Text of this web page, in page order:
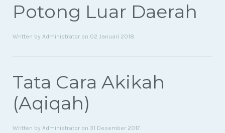
Potong Luar Daerah
Written by Administrator on 02 Januari 2018.
Tata Cara Akikah
(Aqiqah)
Written by Administrator on 31 Desember 2017.